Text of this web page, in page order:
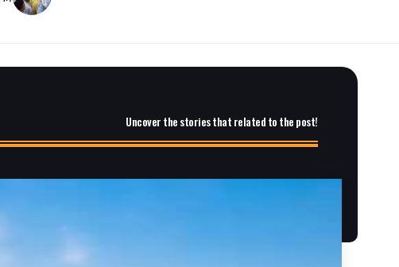
Uncover the stories that related to the post!